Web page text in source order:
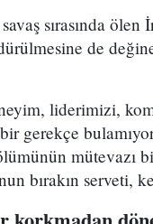
sırasında
de
liderimizi,
gerekçe
mütevazı
bırakın serveti,